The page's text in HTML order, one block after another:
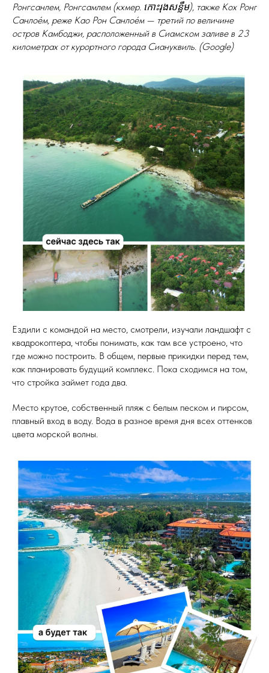
Ронгсанлем, Ронгсамлем (кхмер. កោះរុងសន្លឹម), также Кох Ронг
Санлое́м, реже Као Рон Санлое́м — третий по величине
остров Камбоджи, расположенный в Сиамском заливе в 23
километрах от курортного города Сиануквиль. (Google)
Ездили с командой на место, смотрели, изучали ландшафт с
квадрокоптера, чтобы понимать, как там все устроено, что
где можно построить. В общем, первые прикидки перед тем,
как планировать будущий комплекс. Пока сходимся на том,
что стройка займет года два.
Место крутое, собственный пляж с белым песком и пирсом,
плавный вход в воду. Вода в разное время дня всех оттенков
цвета морской волны.